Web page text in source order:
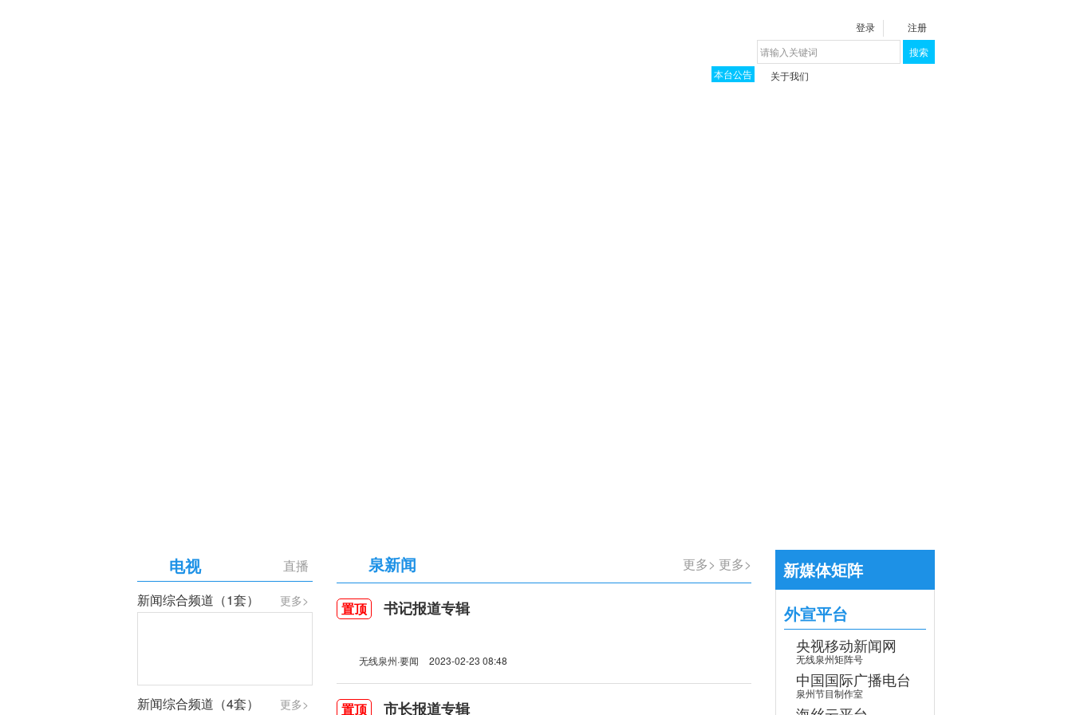
登录
注册
搜索
本台公告
关于我们
直播
电视
更多>
新闻综合频道（1套）
更多>
新闻综合频道（4套）
更多> 更多>
泉新闻
置顶 书记报道专辑
无线泉州·要闻 2023-02-23 08:48
置顶 市长报道专辑
新媒体矩阵
外宣平台
央视移动新闻网
无线泉州矩阵号
中国国际广播电台
泉州节目制作室